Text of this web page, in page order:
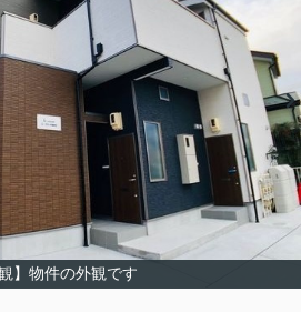
観】物件の外観です